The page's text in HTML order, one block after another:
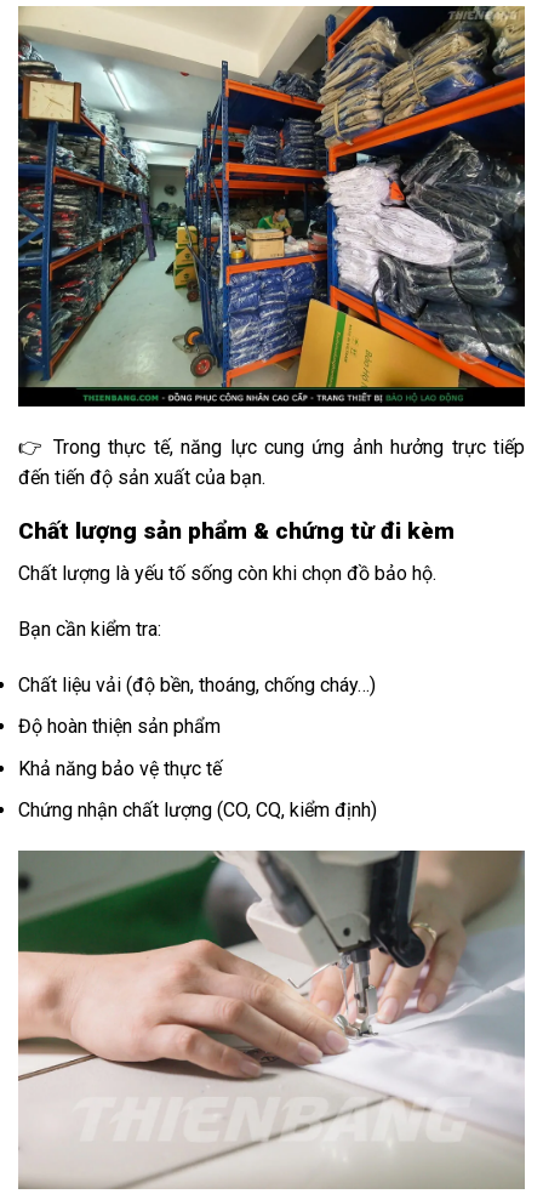
👉 Trong thực tế, năng lực cung ứng ảnh hưởng trực tiếp
đến tiến độ sản xuất của bạn.
Chất lượng sản phẩm & chứng từ đi kèm
Chất lượng là yếu tố sống còn khi chọn đồ bảo hộ.
Bạn cần kiểm tra:
Chất liệu vải (độ bền, thoáng, chống cháy…)
Độ hoàn thiện sản phẩm
Khả năng bảo vệ thực tế
Chứng nhận chất lượng (CO, CQ, kiểm định)